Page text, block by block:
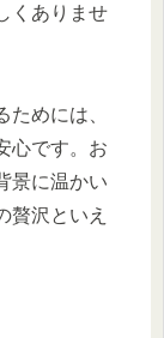
くありませ
めには、
心です。お
景に温かい
贅沢といえ